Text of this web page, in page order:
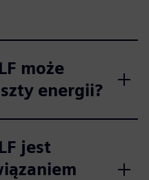
może
energii?
jest